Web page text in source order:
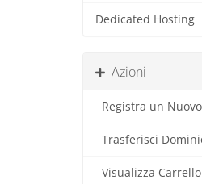
Dedicated Hosting
Azioni
Registra un
Trasferisci
Visualizza Carrello